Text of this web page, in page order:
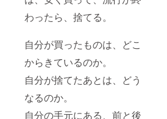
わったら、捨てる。
自分が買ったものは、どこ
からきているのか。
自分が捨てたあとは、どう
なるのか。
自分の手元にある、前と後